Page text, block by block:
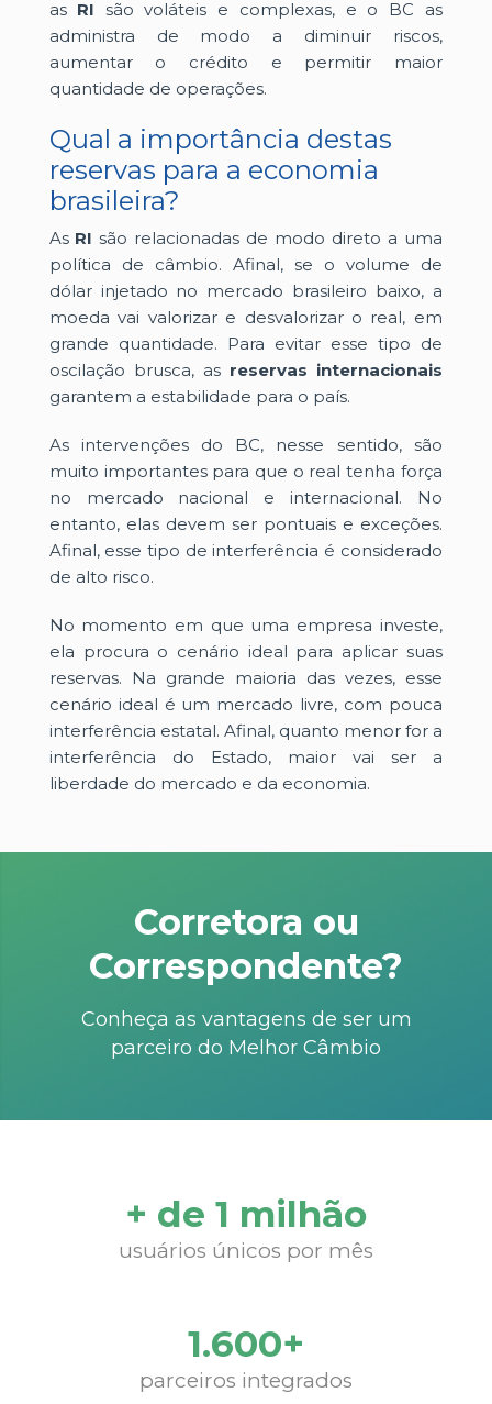
as RI são voláteis e complexas, e o BC as
administra de modo a diminuir riscos,
aumentar o crédito e permitir maior
quantidade de operações.
Qual a importância destas
reservas para a economia
brasileira?
As RI são relacionadas de modo direto a uma
política de câmbio. Afinal, se o volume de
dólar injetado no mercado brasileiro baixo, a
moeda vai valorizar e desvalorizar o real, em
grande quantidade. Para evitar esse tipo de
oscilação brusca, as reservas internacionais
garantem a estabilidade para o país.
As intervenções do BC, nesse sentido, são
muito importantes para que o real tenha força
no mercado nacional e internacional. No
entanto, elas devem ser pontuais e exceções.
Afinal, esse tipo de interferência é considerado
de alto risco.
No momento em que uma empresa investe,
ela procura o cenário ideal para aplicar suas
reservas. Na grande maioria das vezes, esse
cenário ideal é um mercado livre, com pouca
interferência estatal. Afinal, quanto menor for a
interferência do Estado, maior vai ser a
liberdade do mercado e da economia.
Corretora ou
Correspondente?
Conheça as vantagens de ser um
parceiro do Melhor Câmbio
+ de 1 milhão
usuários únicos por mês
1.600+
parceiros integrados